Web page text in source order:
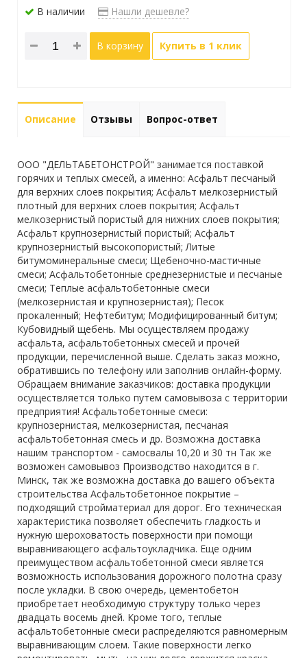
В наличии Нашли дешевле?
В корзину Купить в 1 клик
Описание Отзывы Вопрос-ответ
ООО "ДЕЛЬТАБЕТОНСТРОЙ" занимается поставкой
горячих и теплых смесей, а именно: Асфальт песчаный
для верхних слоев покрытия; Асфальт мелкозернистый
плотный для верхних слоев покрытия; Асфальт
мелкозернистый пористый для нижних слоев покрытия;
Асфальт крупнозернистый пористый; Асфальт
крупнозернистый высокопористый; Литые
битумоминеральные смеси; Щебеночно-мастичные
смеси; Асфальтобетонные среднезернистые и песчаные
смеси; Теплые асфальтобетонные смеси
(мелкозернистая и крупнозернистая); Песок
прокаленный; Нефтебитум; Модифицированный битум;
Кубовидный щебень. Мы осуществляем продажу
асфальта, асфальтобетонных смесей и прочей
продукции, перечисленной выше. Сделать заказ можно,
обратившись по телефону или заполнив онлайн-форму.
Обращаем внимание заказчиков: доставка продукции
осуществляется только путем самовывоза с территории
предприятия! Асфальтобетонные смеси:
крупнозернистая, мелкозернистая, песчаная
асфальтобетонная смесь и др. Возможна доставка
нашим транспортом - самосвалы 10,20 и 30 тн Так же
возможен самовывоз Производство находится в г.
Минск, так же возможна доставка до вашего объекта
строительства Асфальтобетонное покрытие –
подходящий стройматериал для дорог. Его техническая
характеристика позволяет обеспечить гладкость и
нужную шероховатость поверхности при помощи
выравнивающего асфальтоукладчика. Еще одним
преимуществом асфальтобетонной смеси является
возможность использования дорожного полотна сразу
после укладки. В свою очередь, цементобетон
приобретает необходимую структуру только через
двадцать восемь дней. Кроме того, теплые
асфальтобетонные смеси распределяются равномерным
выравнивающим слоем. Такие поверхности легко